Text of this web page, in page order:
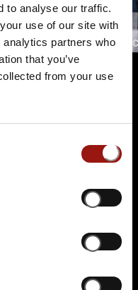
to analyse our traffic.
use of our site with
partners who
that you’ve
from your use